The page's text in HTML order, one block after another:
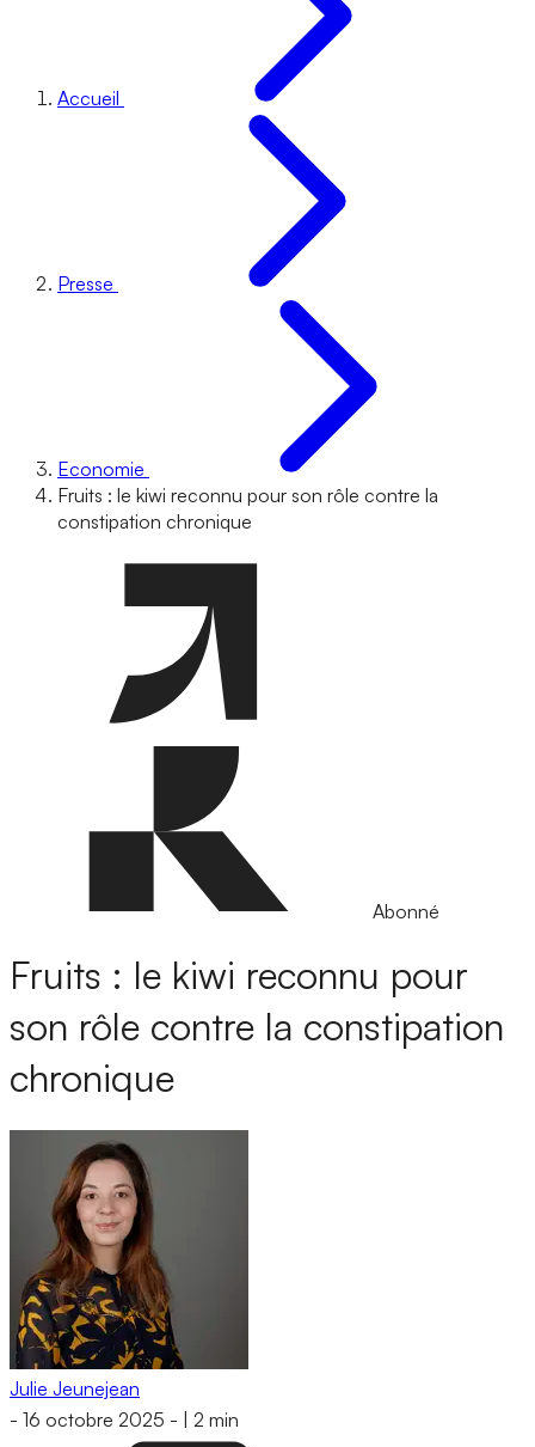
Accueil
Presse
Economie
Fruits : le kiwi reconnu pour son rôle contre la
constipation chronique
Abonné
Fruits : le kiwi reconnu pour
son rôle contre la constipation
chronique
Julie Jeunejean
- 16 octobre 2025 - 2 min